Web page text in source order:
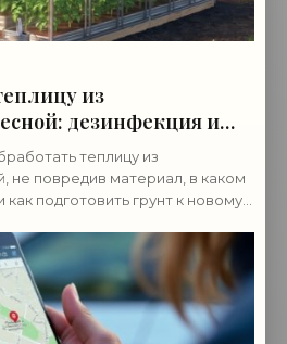
из
дезинфекция и
теплицу из
не повредив материал, в каком
подготовить грунт к новому